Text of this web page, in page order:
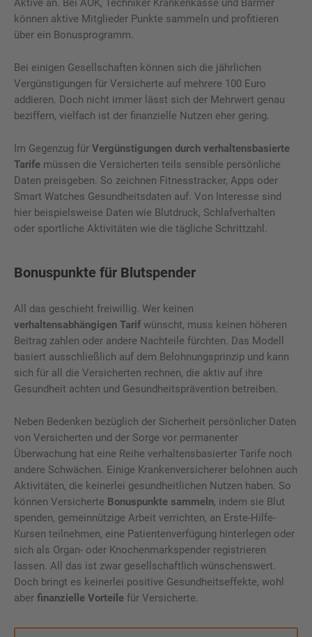
Aktive an. Bei AOK, Techniker Krankenkasse und Barmer
können aktive Mitglieder Punkte sammeln und profitieren
über ein Bonusprogramm.
Bei einigen Gesellschaften können sich die jährlichen
Vergünstigungen für Versicherte auf mehrere 100 Euro
addieren. Doch nicht immer lässt sich der Mehrwert genau
beziffern, vielfach ist der finanzielle Nutzen eher gering.
Im Gegenzug für Vergünstigungen durch verhaltensbasierte
Tarife müssen die Versicherten teils sensible persönliche
Daten preisgeben. So zeichnen Fitnesstracker, Apps oder
Smart Watches Gesundheitsdaten auf. Von Interesse sind
hier beispielsweise Daten wie Blutdruck, Schlafverhalten
oder sportliche Aktivitäten wie die tägliche Schrittzahl.
Bonuspunkte für Blutspender
All das geschieht freiwillig. Wer keinen
verhaltensabhängigen Tarif wünscht, muss keinen höheren
Beitrag zahlen oder andere Nachteile fürchten. Das Modell
basiert ausschließlich auf dem Belohnungsprinzip und kann
sich für all die Versicherten rechnen, die aktiv auf ihre
Gesundheit achten und Gesundheitsprävention betreiben.
Neben Bedenken bezüglich der Sicherheit persönlicher Daten
von Versicherten und der Sorge vor permanenter
Überwachung hat eine Reihe verhaltensbasierter Tarife noch
andere Schwächen. Einige Krankenversicherer belohnen auch
Aktivitäten, die keinerlei gesundheitlichen Nutzen haben. So
können Versicherte Bonuspunkte sammeln, indem sie Blut
spenden, gemeinnützige Arbeit verrichten, an Erste-Hilfe-
Kursen teilnehmen, eine Patientenverfügung hinterlegen oder
sich als Organ- oder Knochenmarkspender registrieren
lassen. All das ist zwar gesellschaftlich wünschenswert.
Doch bringt es keinerlei positive Gesundheitseffekte, wohl
aber finanzielle Vorteile für Versicherte.